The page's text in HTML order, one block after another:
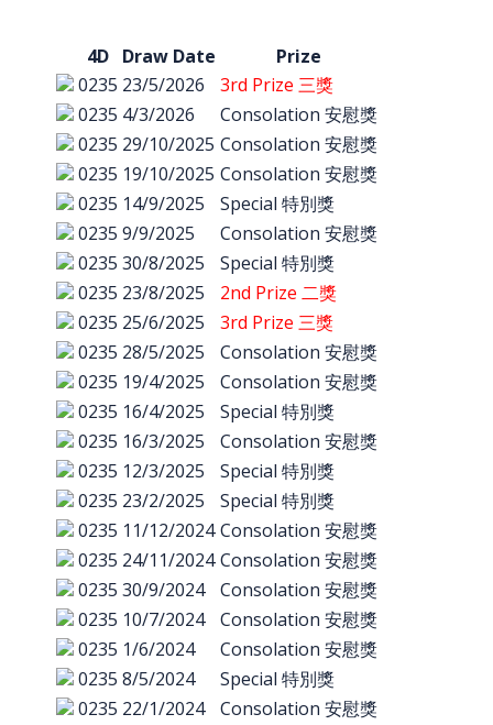
4D Draw Date
Prize
0235 23/5/2026
3rd Prize 三獎
0235 4/3/2026
Consolation 安慰獎
0235 29/10/2025 Consolation 安慰獎
0235 19/10/2025 Consolation 安慰獎
0235 14/9/2025
Special 特別獎
0235 9/9/2025
Consolation 安慰獎
0235 30/8/2025
Special 特別獎
0235 23/8/2025
2nd Prize 二獎
0235 25/6/2025
3rd Prize 三獎
0235 28/5/2025
Consolation 安慰獎
0235 19/4/2025
Consolation 安慰獎
0235 16/4/2025
Special 特別獎
0235 16/3/2025
Consolation 安慰獎
0235 12/3/2025
Special 特別獎
0235 23/2/2025
Special 特別獎
0235 11/12/2024 Consolation 安慰獎
0235 24/11/2024 Consolation 安慰獎
0235 30/9/2024
Consolation 安慰獎
0235 10/7/2024
Consolation 安慰獎
0235 1/6/2024
Consolation 安慰獎
0235 8/5/2024
Special 特別獎
0235 22/1/2024
Consolation 安慰獎